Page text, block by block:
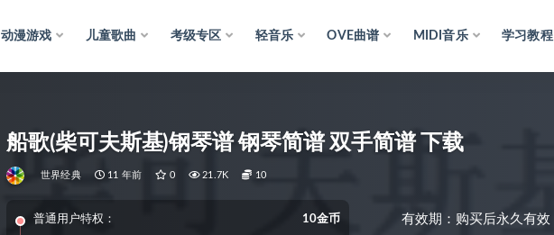
动漫游戏 儿童歌曲 考级专区 轻音乐 OVE曲谱 MIDI音乐 学习教程
船歌(柴可夫斯基)钢琴谱 钢琴简谱 双手简谱 下载
世界经典 11 年前 0 21.7K 10
普通用户特权： 10金币 有效期：购买后永久有效